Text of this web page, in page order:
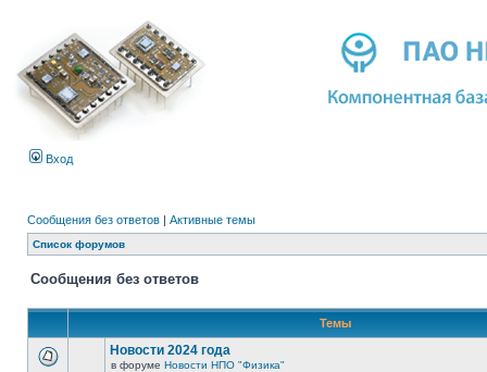
Вход
Сообщения без ответов | Активные темы
Список форумов
Сообщения без ответов
Темы
Новости 2024 года
в форуме Новости НПО "Физика"